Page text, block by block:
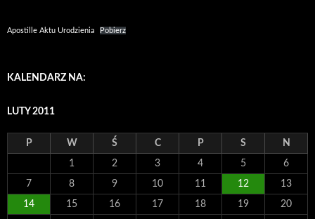
Apostille Aktu Urodzienia Pobierz
KALENDARZ NA:
LUTY 2011
P W Ś C P S N
1 2 3 4 5 6
7 8 9 10 11 12 13
14 15 16 17 18 19 20